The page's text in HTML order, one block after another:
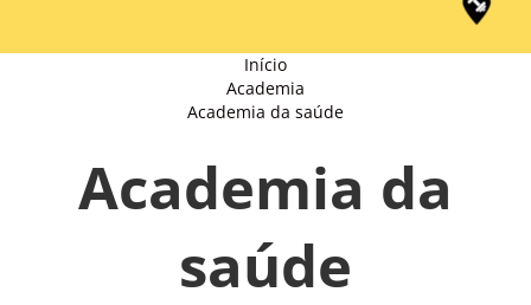
Início
Academia
Academia da saúde
Academia da
saúde